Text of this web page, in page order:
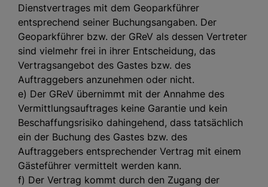
Dienstvertrages mit dem Geoparkführer
entsprechend seiner Buchungsangaben. Der
Geoparkführer bzw. der GReV als dessen Vertreter
sind vielmehr frei in ihrer Entscheidung, das
Vertragsangebot des Gastes bzw. des
Auftraggebers anzunehmen oder nicht.
e) Der GReV übernimmt mit der Annahme des
Vermittlungsauftrages keine Garantie und kein
Beschaffungsrisiko dahingehend, dass tatsächlich
ein der Buchung des Gastes bzw. des
Auftraggebers entsprechender Vertrag mit einem
Gästeführer vermittelt werden kann.
f) Der Vertrag kommt durch den Zugang der